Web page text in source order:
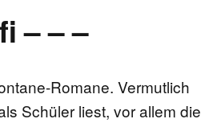
– – –
Romane. Vermutlich
Schüler liest, vor allem die